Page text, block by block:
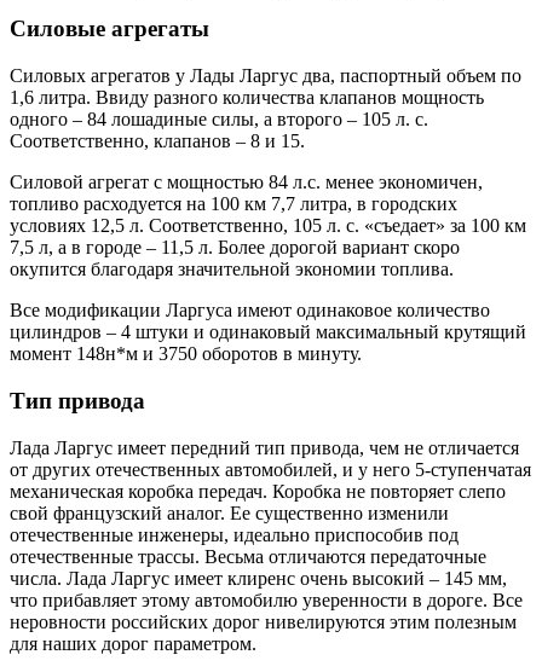
Силовые агрегаты
Силовых агрегатов у Лады Ларгус два, паспортный объем по
1,6 литра. Ввиду разного количества клапанов мощность
одного – 84 лошадиные силы, а второго – 105 л. с.
Соответственно, клапанов – 8 и 15.
Силовой агрегат с мощностью 84 л.с. менее экономичен,
топливо расходуется на 100 км 7,7 литра, в городских
условиях 12,5 л. Соответственно, 105 л. с. «съедает» за 100 км
7,5 л, а в городе – 11,5 л. Более дорогой вариант скоро
окупится благодаря значительной экономии топлива.
Все модификации Ларгуса имеют одинаковое количество
цилиндров – 4 штуки и одинаковый максимальный крутящий
момент 148н*м и 3750 оборотов в минуту.
Тип привода
Лада Ларгус имеет передний тип привода, чем не отличается
от других отечественных автомобилей, и у него 5-ступенчатая
механическая коробка передач. Коробка не повторяет слепо
свой французский аналог. Ее существенно изменили
отечественные инженеры, идеально приспособив под
отечественные трассы. Весьма отличаются передаточные
числа. Лада Ларгус имеет клиренс очень высокий – 145 мм,
что прибавляет этому автомобилю уверенности в дороге. Все
неровности российских дорог нивелируются этим полезным
для наших дорог параметром.